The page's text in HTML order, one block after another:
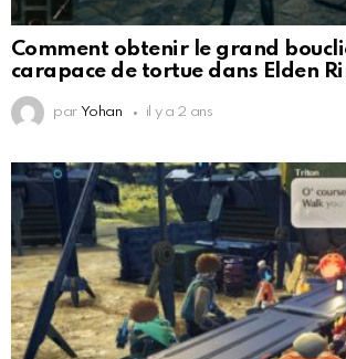
Comment obtenir le grand
carapace de tortue dans Elden
par Yohan il y a 2 ans